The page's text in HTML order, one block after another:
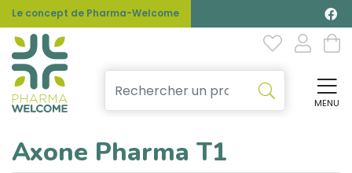
Le concept de Pharma-Welcome
MENU
Axone Pharma T1